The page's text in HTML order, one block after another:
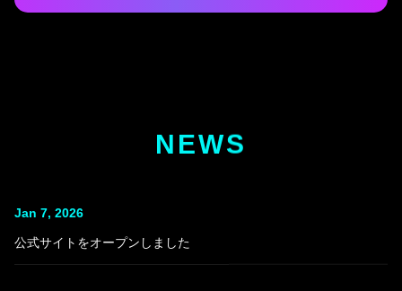
NEWS
Jan 7, 2026
公式サイトをオープンしました